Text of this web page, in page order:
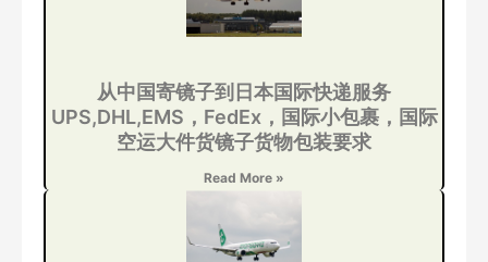
从中国寄镜子到日本国际快递服务
UPS,DHL,EMS，FedEx，国际小包裹，国际
空运大件货镜子货物包装要求
Read More »